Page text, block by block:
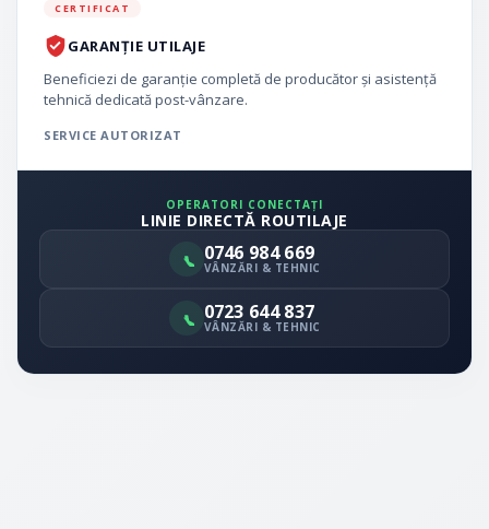
CERTIFICAT
GARANȚIE UTILAJE
Beneficiezi de garanție completă de producător și asistență
tehnică dedicată post-vânzare.
SERVICE AUTORIZAT
OPERATORI CONECTAȚI
LINIE DIRECTĂ ROUTILAJE
0746 984 669
VÂNZĂRI & TEHNIC
0723 644 837
VÂNZĂRI & TEHNIC